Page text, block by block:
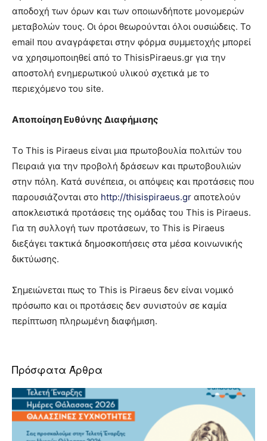
αποδοχή των όρων και των οποιωνδήποτε μονομερών
μεταβολών τους. Οι όροι θεωρούνται όλοι ουσιώδεις. Το
email που αναγράφεται στην φόρμα συμμετοχής μπορεί
να χρησιμοποιηθεί από το ThisisPiraeus.gr για την
αποστολή ενημερωτικού υλικού σχετικά με το
περιεχόμενο του site.
Αποποίηση Ευθύνης Διαφήμισης
Tο This is Piraeus είναι μια πρωτοβουλία πολιτών του
Πειραιά για την προβολή δράσεων και πρωτοβουλιών
στην πόλη. Κατά συνέπεια, οι απόψεις και προτάσεις που
παρουσιάζονται στο http://thisispiraeus.gr αποτελούν
αποκλειστικά προτάσεις της ομάδας του This is Piraeus.
Για τη συλλογή των προτάσεων, τo This is Piraeus
διεξάγει τακτικά δημοσκοπήσεις στα μέσα κοινωνικής
δικτύωσης.
Σημειώνεται πως το This is Piraeus δεν είναι νομικό
πρόσωπο και οι προτάσεις δεν συνιστούν σε καμία
περίπτωση πληρωμένη διαφήμιση.
Πρόσφατα Άρθρα